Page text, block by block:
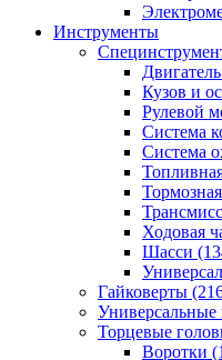
Инструменты
Двигатель
Кузов и
Рулевой
Система
Система
Ходовая
Шасси
Гайковерты
Универсальные
Торцевые
Воротки